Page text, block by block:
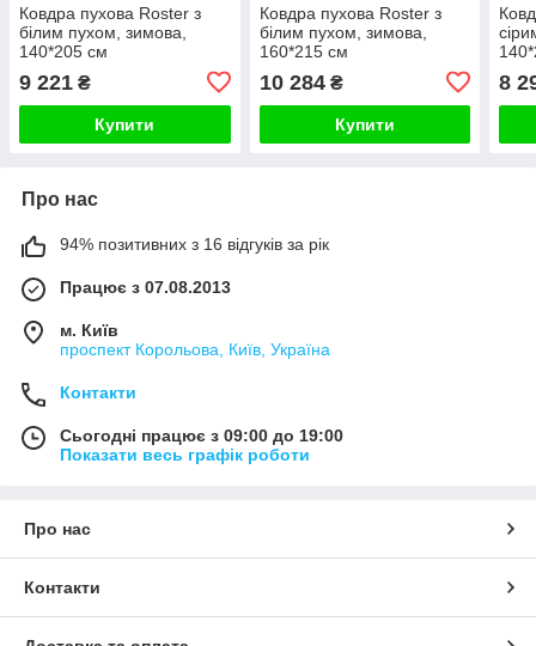
Ковдра пухова Roster з
білим пухом, зимова,
140*205 см
9 221 ₴
Купити
Ковдра пухова Roster з
білим пухом, зимова,
160*215 см
10 284₴
Купити
8
Про нас
94% позитивних з 16 відгуків за рік
Працює з 07.08.2013
м. Київ
проспект Корольова, Київ, Україна
Контакти
Сьогодні працює з 09:00 до 19:00
Показати весь графік роботи
Про нас
Контакти